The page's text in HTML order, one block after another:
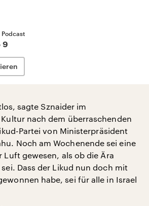
Podcast
9
sagte Sznaider im
nach dem überraschenden
Partei von Ministerpräsident
Noch am Wochenende sei eine
Luft gewesen, als ob die Ära
Dass der Likud nun doch mit
habe, sei für alle in Israel